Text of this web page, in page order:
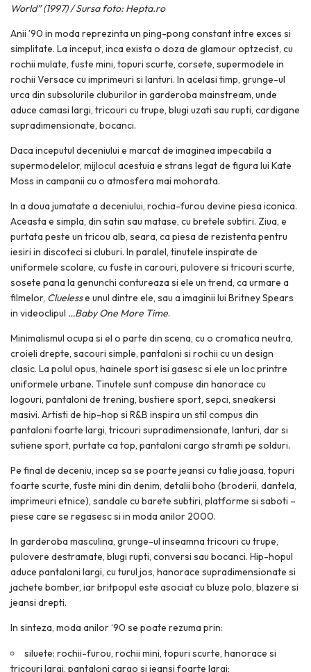
World” (1997) / Sursa foto: Hepta.ro
Anii ’90 in moda reprezinta un ping-pong constant intre exces si
simplitate. La inceput, inca exista o doza de glamour optzecist, cu
rochii mulate, fuste mini, topuri scurte, corsete, supermodele in
rochii Versace cu imprimeuri si lanturi. In acelasi timp, grunge-ul
urca din subsolurile cluburilor in garderoba mainstream, unde
aduce camasi largi, tricouri cu trupe, blugi uzati sau rupti, cardigane
supradimensionate, bocanci.
Daca inceputul deceniului e marcat de imaginea impecabila a
supermodelelor, mijlocul acestuia e strans legat de figura lui Kate
Moss in campanii cu o atmosfera mai mohorata.
In a doua jumatate a deceniului, rochia-furou devine piesa iconica.
Aceasta e simpla, din satin sau matase, cu bretele subtiri. Ziua, e
purtata peste un tricou alb, seara, ca piesa de rezistenta pentru
iesiri in discoteci si cluburi. In paralel, tinutele inspirate de
uniformele scolare, cu fuste in carouri, pulovere si tricouri scurte,
sosete pana la genunchi contureaza si ele un trend, ca urmare a
filmelor, Cluelesse unul dintre ele, sau a imaginii lui Britney Spears
in videoclipul …Baby One More Time.
Minimalismul ocupa si el o parte din scena, cu o cromatica neutra,
croieli drepte, sacouri simple, pantaloni si rochii cu un design
clasic. La polul opus, hainele sport isi gasesc si ele un loc printre
uniformele urbane. Tinutele sunt compuse din hanorace cu
logouri, pantaloni de trening, bustiere sport, sepci, sneakersi
masivi. Artisti de hip-hop si R&B inspira un stil compus din
pantaloni foarte largi, tricouri supradimensionate, lanturi, dar si
sutiene sport, purtate ca top, pantaloni cargo stramti pe solduri.
Pe final de deceniu, incep sa se poarte jeansi cu talie joasa, topuri
foarte scurte, fuste mini din denim, detalii boho (broderii, dantela,
imprimeuri etnice), sandale cu barete subtiri, platforme si saboti –
piese care se regasesc si in moda anilor 2000.
In garderoba masculina, grunge-ul inseamna tricouri cu trupe,
pulovere destramate, blugi rupti, conversi sau bocanci. Hip-hopul
aduce pantaloni largi, cu turul jos, hanorace supradimensionate si
jachete bomber, iar britpopul este asociat cu bluze polo, blazere si
jeansi drepti.
In sinteza, moda anilor ‘90 se poate rezuma prin:
siluete: rochii-furou, rochii mini, topuri scurte, hanorace si
tricouri largi, pantaloni cargo si jeansi foarte largi;